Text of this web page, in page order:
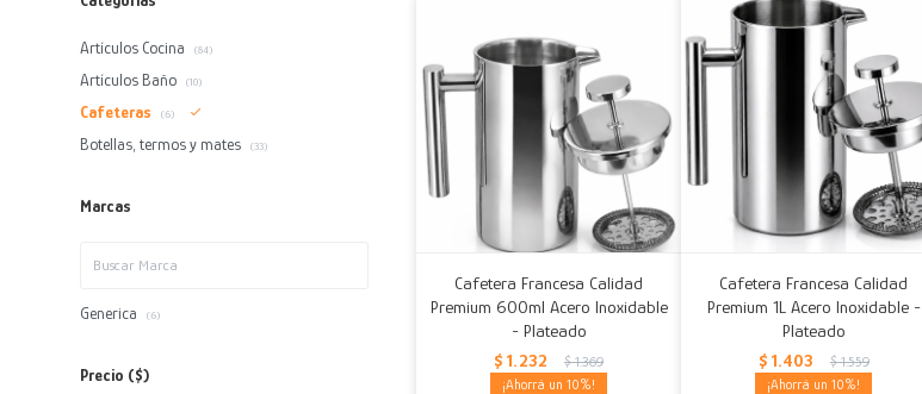
Cafetera Francesa Calidad
Premium 600ml Acero Inoxidable
- Plateado
$ 1.232 $ 1.369
10
Cafetera Francesa Calidad
Premium 1L Acero Inoxidable -
Plateado
$ 1.403 $ 1.559
10
Artículos Cocina (84)
Artículos Baño (10)
Cafeteras (6)
Botellas, termos y mates (33)
Marcas
Generica (6)
Precio ($)